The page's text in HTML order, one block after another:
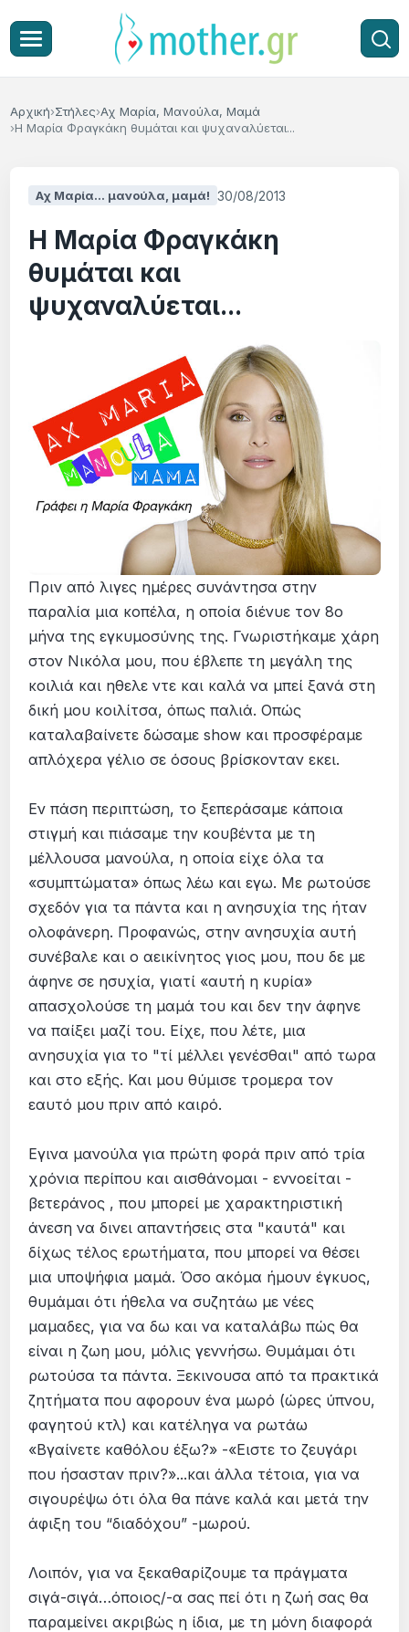
Αρχική Στήλες Αχ Μαρία, Μανούλα, Μαμά
Η Μαρία Φραγκάκη θυμάται και ψυχαναλύεται...
Αχ Μαρία... μανούλα, μαμά! 30/08/2013
Η Μαρία Φραγκάκη
θυμάται και
ψυχαναλύεται...
Πριν από λιγες ημέρες συνάντησα στην
παραλία μια κοπέλα, η οποία διένυε τον 8ο
μήνα της εγκυμοσύνης της. Γνωριστήκαμε χάρη
στον Νικόλα μου, που έβλεπε τη μεγάλη της
κοιλιά και ηθελε ντε και καλά να μπεί ξανά στη
δική μου κοιλίτσα, όπως παλιά. Οπώς
καταλαβαίνετε δώσαμε show και προσφέραμε
απλόχερα γέλιο σε όσους βρίσκονταν εκει.
Εν πάση περιπτώση, το ξεπεράσαμε κάποια
στιγμή και πιάσαμε την κουβέντα με τη
μέλλουσα μανούλα, η οποία είχε όλα τα
«συμπτώματα» όπως λέω και εγω. Με ρωτούσε
σχεδόν για τα πάντα και η ανησυχία της ήταν
ολοφάνερη. Προφανώς, στην ανησυχία αυτή
συνέβαλε και ο αεικίνητος γιος μου, που δε με
άφηνε σε ησυχία, γιατί «αυτή η κυρία»
απασχολούσε τη μαμά του και δεν την άφηνε
να παίξει μαζί του. Είχε, που λέτε, μια
ανησυχία για το "τί μέλλει γενέσθαι" από τωρα
και στο εξής. Και μου θύμισε τρομερα τον
εαυτό μου πριν από καιρό.
Εγινα μανούλα για πρώτη φορά πριν από τρία
χρόνια περίπου και αισθάνομαι - εννοείται -
βετεράνος , που μπορεί με χαρακτηριστική
άνεση να δινει απαντήσεις στα "καυτά" και
δίχως τέλος ερωτήματα, που μπορεί να θέσει
μια υποψήφια μαμά. Όσο ακόμα ήμουν έγκυος,
θυμάμαι ότι ήθελα να συζητάω με νέες
μαμαδες, για να δω και να καταλάβω πώς θα
είναι η ζωη μου, μόλις γεννήσω. Θυμάμαι ότι
ρωτούσα τα πάντα. Ξεκινουσα από τα πρακτικά
ζητήματα που αφορουν ένα μωρό (ώρες ύπνου,
φαγητού κτλ) και κατέληγα να ρωτάω
«Βγαίνετε καθόλου έξω?» -«Ειστε το ζευγάρι
που ήσασταν πριν?»...και άλλα τέτοια, για να
σιγουρέψω ότι όλα θα πάνε καλά και μετά την
άφιξη του “διαδόχου” -μωρού.
Λοιπόν, για να ξεκαθαρίζουμε τα πράγματα
σιγά-σιγά…όποιος/-α σας πεί ότι η ζωή σας θα
παραμείνει ακριβώς η ίδια, με τη μόνη διαφορά